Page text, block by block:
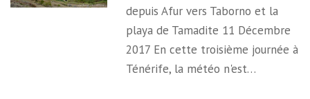
depuis Afur vers Taborno et la
playa de Tamadite 11 Décembre
2017 En cette troisième journée à
Ténérife, la météo n'est…